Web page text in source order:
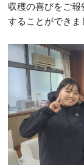
収穫の喜びをご
することができま